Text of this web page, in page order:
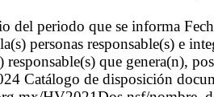
del periodo que se informa
personas responsable(s) e
que genera(n),
Catálogo de disposición